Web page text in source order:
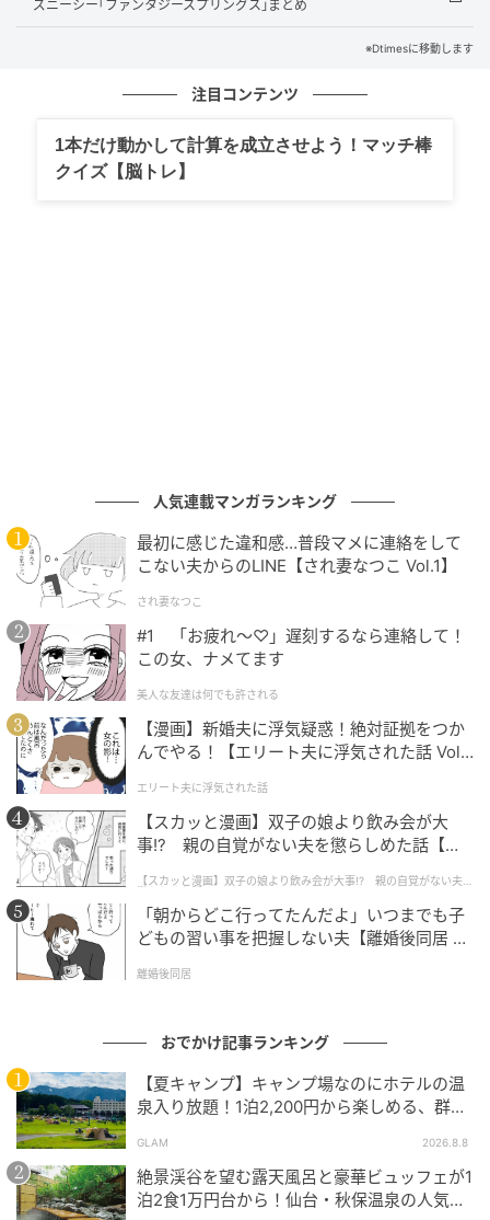
にはサユリワールドの入園チケット1回分が含まれてい
客室は全6棟で、竹林に佇むロフト付きのツリーハウス
それぞれ異なる動物をテーマにしたインテリアが特徴
で、冷暖房完備のホテルのような快適さを備えていま
キリンと朝食オプション
「キリンと朝食」オプションは、THE BAMBOO
FOREST宿泊者限定で提供される期間限定プランです。
ピクニックバスケットに収まったフルーツ入り仕切り
ースのフルセットを、隣接するサユリワールドの「キ
リンテラス」で味わいます。
2026年は3月19日（木）宿泊分から開始されており、
終了日は未定です。
ズニーシー｢ファンタジースプリングス｣まとめ
※Dtimesに移動します
注目コンテンツ
1本だけ動かして計算を成立させよう！マッチ棒
クイズ【脳トレ】
人気連載マンガランキング
最初に感じた違和感…普段マメに連絡をして
こない夫からのLINE【され妻なつこ Vol.1】
され妻なつこ
#1 「お疲れ〜♡」遅刻するなら連絡して！
この女、ナメてます
美人な友達は何でも許される
【漫画】新婚夫に浮気疑惑！絶対証拠をつか
んでやる！【エリート夫に浮気された話 Vol.
エリート夫に浮気された話
【スカッと漫画】双子の娘より飲み会が大
事!? 親の自覚がない夫を懲らしめた話【第1
【スカッと漫画】双子の娘より飲み会が大事!? 親の自覚がない夫を
懲らしめた話
「朝からどこ行ってたんだよ」いつまでも子
どもの習い事を把握しない夫【離婚後同居 Vo
離婚後同居
おでかけ記事ランキング
【夏キャンプ】キャンプ場なのにホテルの温
泉入り放題！1泊2,200円から楽しめる、群馬
GLAM 2026.8.8
絶景渓谷を望む露天風呂と豪華ビュッフェが1
泊2食1万円台から！仙台・秋保温泉の人気コ